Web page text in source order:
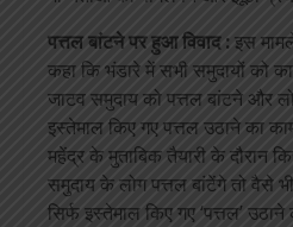
पत्तल बांटने पर हुआ विवाद :इस
कहा कि भंडारे में सभी समुदायों को
जाटव समुदाय को पत्तल बांटने और
इस्तेमाल किए गए पत्तल उठाने का
महेंद्र के मुताबिक तैयारी के दौरान
समुदाय के लोग पत्तल बांटेंगे तो वैसे
सिर्फ इस्तेमाल किए गए ‘पत्तल’